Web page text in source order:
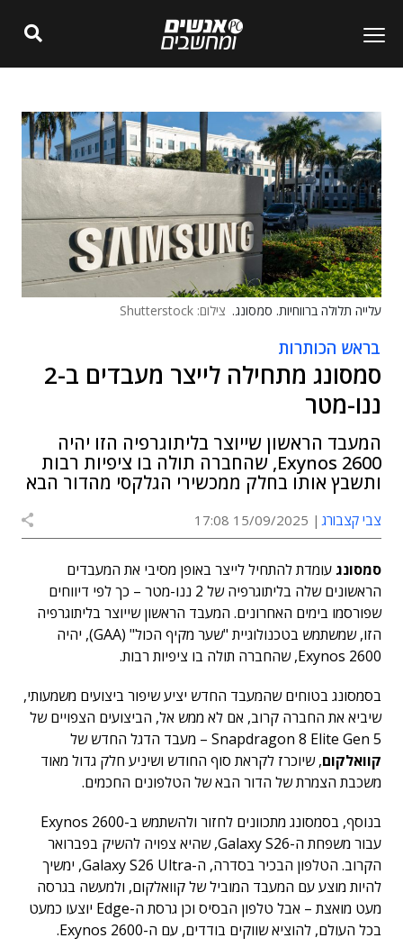
עלייה תלולה ברווחיות. סמסונג. צילום: Shutterstock
בראש הכותרות
סמסונג מתחילה לייצר מעבדים ב-2
ננו-מטר
המעבד הראשון שייוצר בליתוגרפיה הזו יהיה
Exynos 2600, שהחברה תולה בו ציפיות רבות
ותשבץ אותו בחלק ממכשירי הגלקסי מהדור הבא
צבי קצבורג 15/09/2025 17:08
סמסונג עומדת להתחיל לייצר באופן מסיבי את המעבדים
הראשונים שלה בליתוגרפיה של 2 ננו-מטר – כך לפי דיווחים
שפורסמו בימים האחרונים. המעבד הראשון שייוצר בליתוגרפיה
הזו, שמשתמש בטכנולוגיית "שער מקיף הכול" (GAA), יהיה
Exynos 2600, שהחברה תולה בו ציפיות רבות.
בסמסונג בטוחים שהמעבד החדש יציע שיפור ביצועים משמעותי,
שיביא את החברה קרוב, אם לא ממש אל, הביצועים הצפויים של
Snapdragon 8 Elite Gen 5 – מעבד הדגל החדש של
קוואלקום, שיוכרז לקראת סוף החודש ושיניע חלק גדול מאוד
משכבת הצמרת של הדור הבא של הטלפונים החכמים.
בנוסף, בסמסונג מתכוונים לחזור ולהשתמש ב-Exynos 2600
עבור משפחת ה-Galaxy S26, שהיא צפויה להשיק בפברואר
הקרוב. הטלפון הבכיר בסדרה, ה-Galaxy S26 Ultra, ימשיך
להיות מוצע עם המעבד המוביל של קוואלקום, ולמעשה בגרסה
מעט מואצת – אבל טלפון הבסיס וכן גרסת ה-Edge יוצעו כמעט
בכל העולם, להוציא שווקים בודדים, עם ה-Exynos 2600.